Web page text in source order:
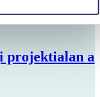
projektialan a